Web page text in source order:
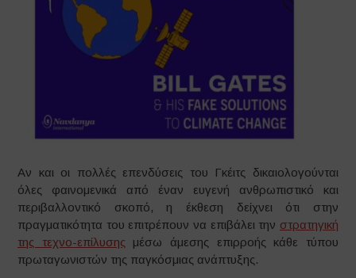
Αν και οι πολλές επενδύσεις του Γκέιτς δικαιολογούνται
όλες φαινομενικά από έναν ευγενή ανθρωπιστικό και
περιβαλλοντικό σκοπό, η έκθεση δείχνει ότι στην
πραγματικότητα του επιτρέπουν να επιβάλει την στρατηγική
της τεχνο-επίλυσης μέσω άμεσης επιρροής κάθε τύπου
πρωταγωνιστών της παγκόσμιας ανάπτυξης.